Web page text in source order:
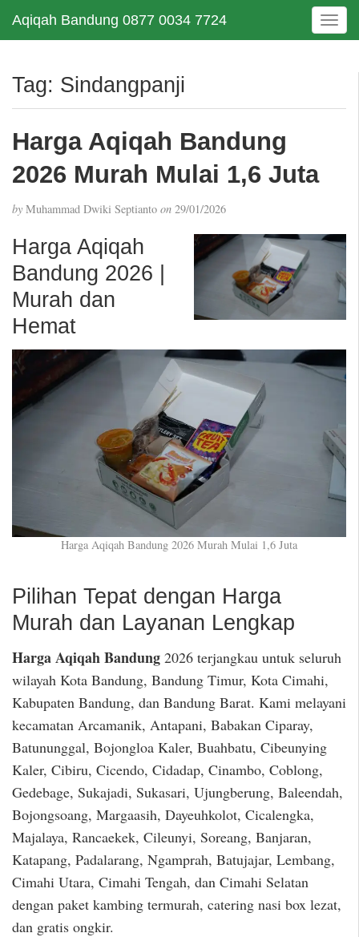
Aqiqah Bandung 0877 0034 7724
T
o
e
t
Tag: Sindangpanji
Harga Aqiqah Bandung
2026 Murah Mulai 1,6 Juta
by Muhammad Dwiki Septianto on 29/01/2026
Harga Aqiqah
Bandung 2026 |
Murah dan
Hemat
Harga Aqiqah Bandung 2026 Murah Mulai 1,6 Juta
Pilihan Tepat dengan Harga
Murah dan Layanan Lengkap
Harga Aqiqah Bandung 2026 terjangkau untuk seluruh
wilayah Kota Bandung, Bandung Timur, Kota Cimahi,
Kabupaten Bandung, dan Bandung Barat. Kami melayani
kecamatan Arcamanik, Antapani, Babakan Ciparay,
Batununggal, Bojongloa Kaler, Buahbatu, Cibeunying
Kaler, Cibiru, Cicendo, Cidadap, Cinambo, Coblong,
Gedebage, Sukajadi, Sukasari, Ujungberung, Baleendah,
Bojongsoang, Margaasih, Dayeuhkolot, Cicalengka,
Majalaya, Rancaekek, Cileunyi, Soreang, Banjaran,
Katapang, Padalarang, Ngamprah, Batujajar, Lembang,
Cimahi Utara, Cimahi Tengah, dan Cimahi Selatan
dengan paket kambing termurah, catering nasi box lezat,
dan gratis ongkir.